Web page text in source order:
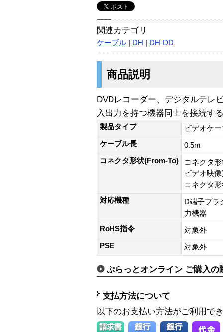
関連カテゴリ
ケーブル DH DH-DD
商品説明
DVDレコーダー、デジタルテレ
入出力を持つ機器同士を接続す
製品タイプ
ビデオケ
ケーブル長
0.5m
コネクタ形状(From-To)
コネクタ
ビデオ映像
コネクタ
対応機種
D端子プラ
力機器
RoHS指令
対象外
PSE
対象外
ぷらっとオンライン ご購入の
支払方法について
以下のお支払い方法がご利用で